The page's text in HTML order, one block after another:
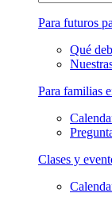
Para futuros
Qué
Para familias
Clases y